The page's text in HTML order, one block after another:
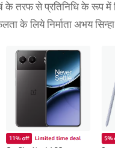
तरफ से प्रतिनिधि के रूप में
के लिये निर्माता अभय